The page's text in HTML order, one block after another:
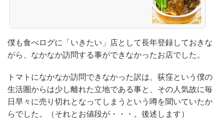
僕も食べログに「いきたい」店として長年登録しておきな
がら、なかなか訪問する事ができなかったお店でした。
トマトになかなか訪問できなかった訳は、荻窪という僕の
生活圏からは少し離れた立地である事と、その人気故に毎
日早々に売り切れとなってしまうという噂を聞いていたか
らでした。（それとお値段が・・・。後述します）